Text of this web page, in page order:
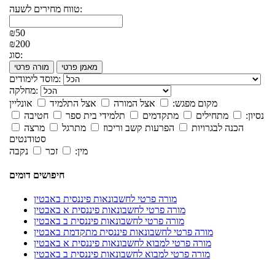
טווח מחירים לשעה:
₪50
₪200
סוג:
מורה פרטי מאמן פרטי
מוסד לימודים:
מחלקה:
מקום מפגש:
אצל המורה אצל התלמיד
אונליין
נסיון:
מתחילים מתקדמים תלמידי בית ספר
חטיבה
הכנה לבגרויות
הפרעות קשב וריכוז מתרגל
מרצה
סטודנטים
מין:
זכר נקבה
חיפושים דומים
מורה פרטי לחשבונאות פיננסית באבטין
מורה פרטי לחשבונאות פיננסית א באבטין
מורה פרטי לחשבונאות פיננסית ב באבטין
מורה פרטי לחשבונאות פיננסית מתקדמת באבטין
מורה פרטי למבוא לחשבונאות פיננסית א באבטין
מורה פרטי למבוא לחשבונאות פיננסית ב באבטין